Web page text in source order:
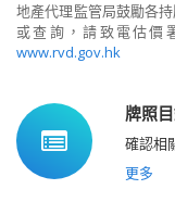
地產代理監管局鼓勵各
或查詢，請致電估價
www.rvd.gov.hk
牌照
確認相
更多